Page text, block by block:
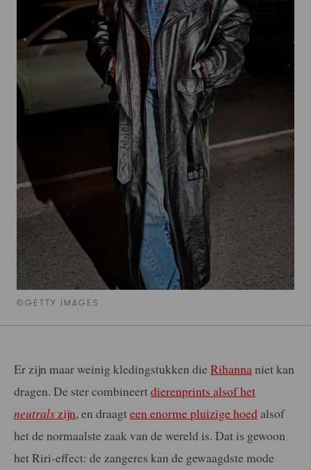
©GETTY IMAGES
Er zijn maar weinig kledingstukken die Rihanna niet kan
dragen. De ster combineertdierenprints alsof het
neutrals zijn, en draagteen enorme pluizige hoedalsof
het de normaalste zaak van de wereld is. Dat is gewoon
het Riri-effect: de zangeres kan de gewaagdste mode